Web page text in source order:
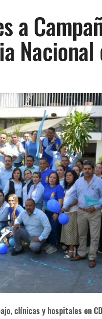
a
Nacional
clínicas y hospitales en